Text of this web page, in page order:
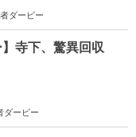
ダービー
】寺下、驚異回収
ダービー